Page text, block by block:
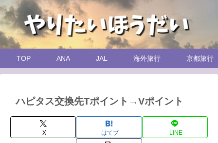
TOP ANA JAL 海外旅行 京都旅行
ハピタス交換先Tポイント→Vポイント
X はてブ LINE